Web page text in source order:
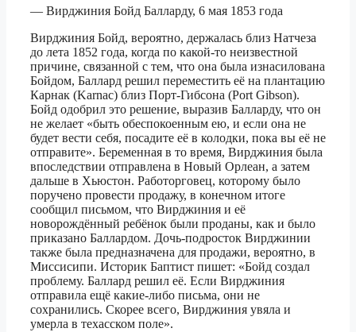
— Вирджиния Бойд Балларду, 6 мая 1853 года
Вирджиния Бойд, вероятно, держалась близ Натчеза
до лета 1852 года, когда по какой-то неизвестной
причине, связанной с тем, что она была изнасилована
Бойдом, Баллард решил переместить её на плантацию
Карнак (Karnac) близ Порт-Гибсона (Port Gibson).
Бойд одобрил это решение, выразив Балларду, что он
не желает «быть обеспокоенным ею, и если она не
будет вести себя, посадите её в колодки, пока вы её не
отправите». Беременная в то время, Вирджиния была
впоследствии отправлена в Новый Орлеан, а затем
дальше в Хьюстон. Работорговец, которому было
поручено провести продажу, в конечном итоге
сообщил письмом, что Вирджиния и её
новорождённый ребёнок были проданы, как и было
приказано Баллардом. Дочь-подросток Вирджинии
также была предназначена для продажи, вероятно, в
Миссисипи. Историк Баптист пишет: «Бойд создал
проблему. Баллард решил её. Если Вирджиния
отправила ещё какие-либо письма, они не
сохранились. Скорее всего, Вирджиния увяла и
умерла в техасском поле».